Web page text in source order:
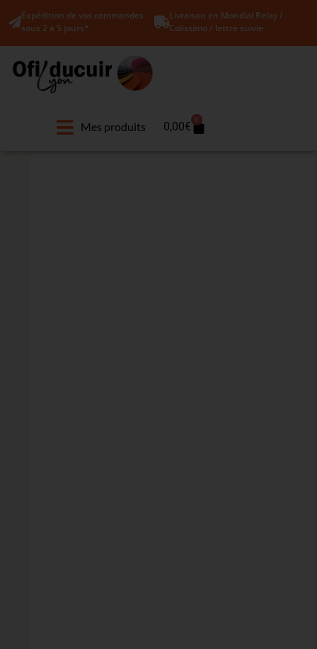
Expédition de vos commandes
sous 2 à 5 jours*
Livraison en Mondial Relay /
Colissimo / lettre suivie
Mes produits 0,00€
0